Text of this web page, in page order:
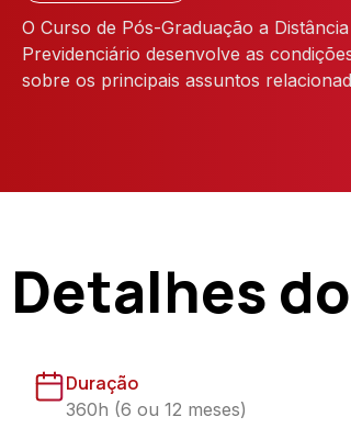
O Curso de Pós-Graduação a
Previdenciário desenvolve as
sobre os principais assuntos
Detalhes
Duração
360h (6 ou 12 meses)